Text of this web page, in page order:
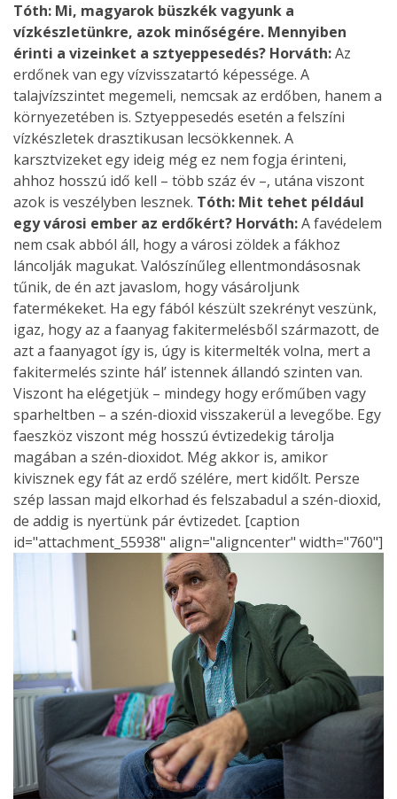
Tóth: Mi, magyarok büszkék vagyunk a
vízkészletünkre, azok minőségére. Mennyiben
érinti a vizeinket a sztyeppesedés? Horváth:Az
erdőnek van egy vízvisszatartó képessége. A
talajvízszintet megemeli, nemcsak az erdőben, hanem a
környezetében is. Sztyeppesedés esetén a felszíni
vízkészletek drasztikusan lecsökkennek. A
karsztvizeket egy ideig még ez nem fogja érinteni,
ahhoz hosszú idő kell – több száz év –, utána viszont
azok is veszélyben lesznek. Tóth: Mit tehet például
egy városi ember az erdőkért? Horváth:A favédelem
nem csak abból áll, hogy a városi zöldek a fákhoz
láncolják magukat. Valószínűleg ellentmondásosnak
tűnik, de én azt javaslom, hogy vásároljunk
fatermékeket. Ha egy fából készült szekrényt veszünk,
igaz, hogy az a faanyag fakitermelésből származott, de
azt a faanyagot így is, úgy is kitermelték volna, mert a
fakitermelés szinte hál’ istennek állandó szinten van.
Viszont ha elégetjük – mindegy hogy erőműben vagy
sparheltben – a szén-dioxid visszakerül a levegőbe. Egy
faeszköz viszont még hosszú évtizedekig tárolja
magában a szén-dioxidot. Még akkor is, amikor
kivisznek egy fát az erdő szélére, mert kidőlt. Persze
szép lassan majd elkorhad és felszabadul a szén-dioxid,
de addig is nyertünk pár évtizedet. [caption
id="attachment_55938" align="aligncenter" width="760"]